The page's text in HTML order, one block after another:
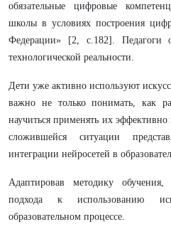
обязательные цифровые
школы в условиях построения
Федерации» [2, с.182]. Педагоги
технологической реальности.
Дети уже активно используют
важно не только понимать, как
научиться применять их
сложившейся ситуации
интеграции нейросетей в
Адаптировав методику
подхода к использованию
образовательном процессе.